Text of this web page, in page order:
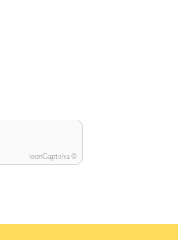
IconCaptcha ©